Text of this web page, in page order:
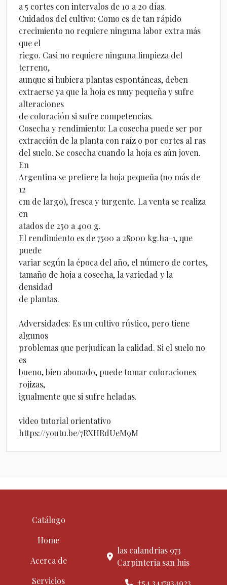
a 5 cortes con intervalos de 10 a 20 días.
Cuidados del cultivo: Como es de tan rápido
crecimiento no requiere ninguna labor extra más
que el
riego. Casi no requiere ninguna limpieza del
terreno,
aunque si hubiera plantas espontáneas, deben
extraerse ya que la hoja es muy pequeña y sufre
alteraciones
de coloración si sufre competencias.
Cosecha y rendimiento: La cosecha puede ser por
extracción de la planta con raíz o por cortes al ras
del suelo. Se cosecha cuando la hoja es aún joven.
En
Argentina se prefiere la hoja pequeña (no más de
12
cm de largo), fresca y turgente. La venta se realiza
en
atados de 250 a 400 g.
El rendimiento es de 7500 a 28000 kg.ha-1, que
puede
variar según la época del año, el número de cortes,
tamaño de hoja a cosecha, la variedad y la
densidad
de plantas.
Adversidades: Es un cultivo rústico, pero tiene
algunos
problemas que perjudican la calidad. Si el suelo no
es
bueno, bien abonado, puede tomar coloraciones
rojizas,
igualmente que si sufre heladas.
video tutorial orientativo
https://youtu.be/7RXHRdUeM9M
Catálogo
Home
Acerca de
Servicios
las calandrias 973
Carpinteria san luis
+54 3417934923